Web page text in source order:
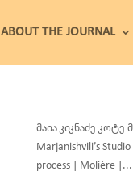
ABOUT THE JOURNAL
მაია კიკნაძე
Marjanishvili’s
process | Molière |...